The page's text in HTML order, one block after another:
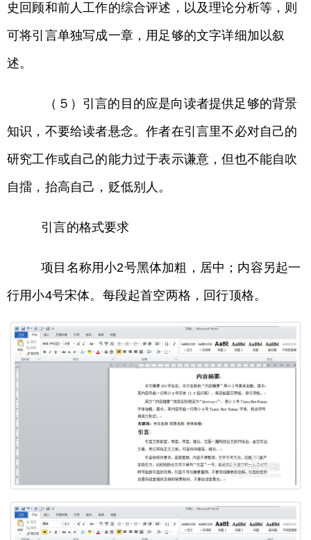
史回顾和前人工作的综合评述，以及理论分析等，则
可将引言单独写成一章，用足够的文字详细加以叙
述。
（５）引言的目的应是向读者提供足够的背景
知识，不要给读者悬念。作者在引言里不必对自己的
研究工作或自己的能力过于表示谦意，但也不能自吹
自擂，抬高自己，贬低别人。
引言的格式要求
项目名称用小2号黑体加粗，居中；内容另起一
行用小4号宋体。每段起首空两格，回行顶格。